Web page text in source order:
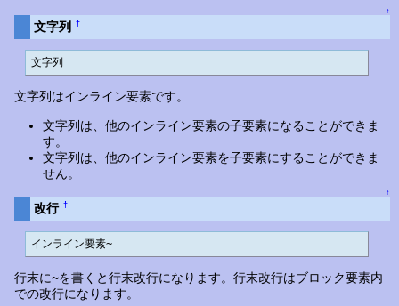
↑
文字列 †
文字列
文字列はインライン要素です。
文字列は、他のインライン要素の子要素になることができま
す。
文字列は、他のインライン要素を子要素にすることができま
せん。
↑
改行 †
インライン要素~
行末に~を書くと行末改行になります。行末改行はブロック要素内
での改行になります。